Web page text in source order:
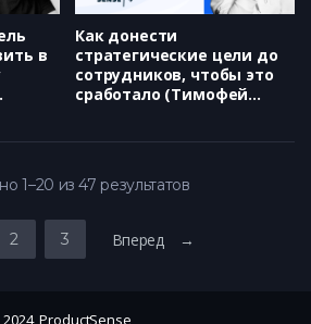
в
Как донести
стратегические цели до
сотрудников, чтобы это
сработало (Тимофей
1–20 из 47 результатов
2 3 Вперед →
2024, ProductSense